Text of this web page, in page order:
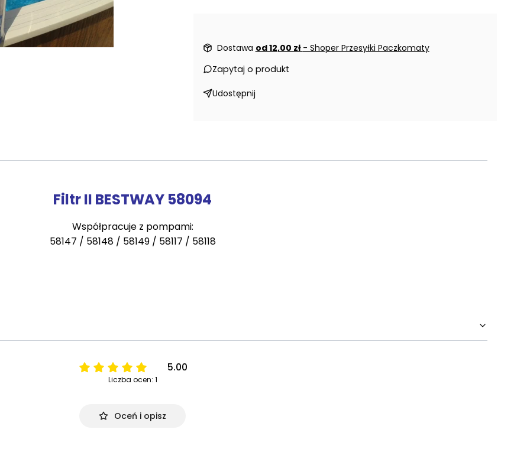
Dostawa od 12,00 zł - Shoper Przesyłki Paczkomaty
Zapytaj o produkt
Udostępnij
Filtr II BESTWAY 58094
Współpracuje z pompami:
58147 / 58148 / 58149 / 58117 / 58118
5.00
Liczba ocen: 1
Oceń i opisz